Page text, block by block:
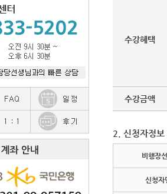
수강혜택
수강금액
2. 신청자정보
비행장
신청자